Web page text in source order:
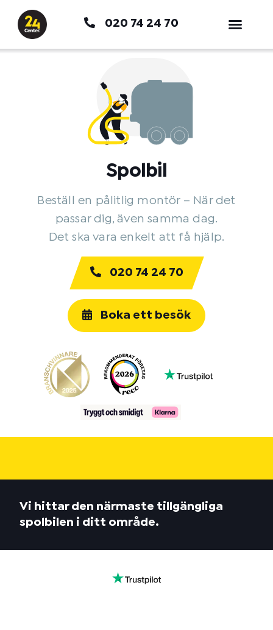
innehåll
020 74 24 70
Spolbil
Beställ en pålitlig montör – När det
passar dig, även samma dag.
Det ska vara enkelt att få hjälp.
020 74 24 70
Boka ett besök
Vi hittar den närmaste tillgängliga
spolbilen i ditt område.